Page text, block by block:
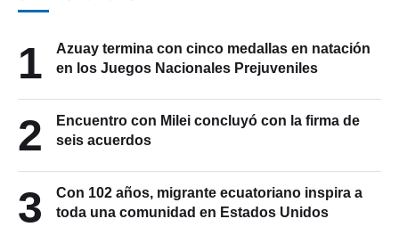
1
Azuay termina con cinco medallas en natación
en los Juegos Nacionales Prejuveniles
2
Encuentro con Milei concluyó con la firma de
seis acuerdos
3
Con 102 años, migrante ecuatoriano inspira a
toda una comunidad en Estados Unidos